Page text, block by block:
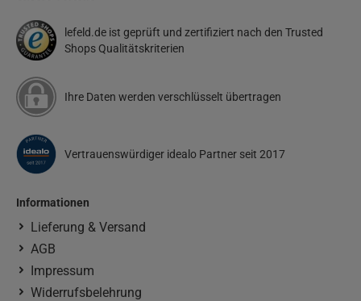
lefeld.de ist geprüft und zertifiziert nach den Trusted
Shops Qualitätskriterien
Ihre Daten werden verschlüsselt übertragen
Vertrauenswürdiger idealo Partner seit 2017
Informationen
Lieferung & Versand
AGB
Impressum
Widerrufsbelehrung